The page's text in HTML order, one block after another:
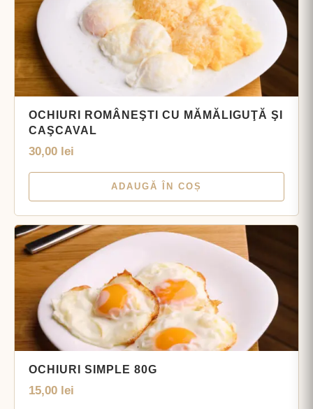
OCHIURI ROMÂNEŞTI CU MĂMĂLIGUŢĂ ŞI
CAŞCAVAL
30,00 lei
ADAUGĂ ÎN COȘ
OCHIURI SIMPLE 80G
15,00 lei